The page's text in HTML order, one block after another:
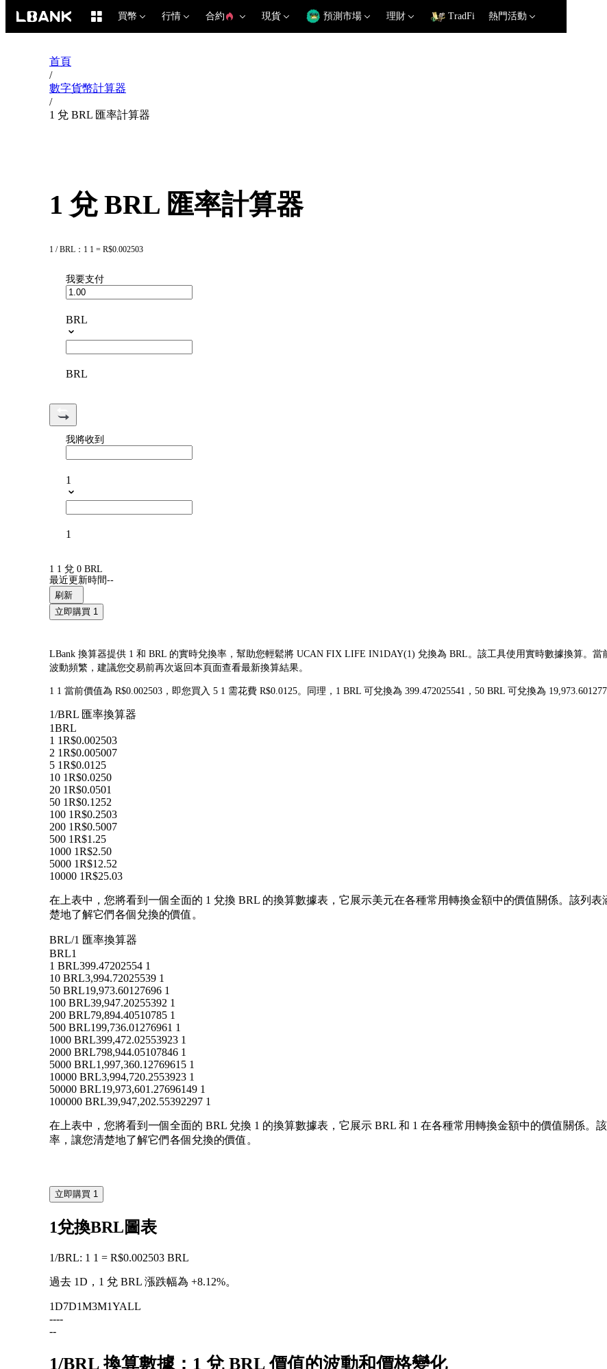
買幣 行情 合約 現貨 預測市場 理財 TradFi 熱門活動
首頁
/
數字貨幣計算器
/
1 兌 BRL 匯率計算器
1 兌 BRL 匯率計算器
1 / BRL：1 1 = R$0.002503
我要支付
BRL
BRL
我將收到
1
1
1 1 兌 0 BRL
最近更新時間--
刷新
立即購買 1
LBank 換算器提供 1 和 BRL 的實時兌換率，幫助您輕鬆將 UCAN FIX LIFE IN1DAY(1) 兌換為 BRL。該工具使用實時數據換算。當
波動頻繁，建議您交易前再次返回本頁面查看最新換算結果。
1 1 當前價值為 R$0.002503，即您買入 5 1 需花費 R$0.0125。同理，1 BRL 可兌換為 399.472025541，50 BRL 可兌換為
1/BRL 匯率換算器
1BRL
1 1R$0.002503
2 1R$0.005007
5 1R$0.0125
10 1R$0.0250
20 1R$0.0501
50 1R$0.1252
100 1R$0.2503
200 1R$0.5007
500 1R$1.25
1000 1R$2.50
5000 1R$12.52
10000 1R$25.03
在上表中，您將看到一個全面的 1 兌換 BRL 的換算數據表，它展示美元在各種常用轉換金額中的價值關係。該列表
楚地了解它們各個兌換的價值。
BRL/1 匯率換算器
BRL1
1 BRL399.47202554 1
10 BRL3,994.72025539 1
50 BRL19,973.60127696 1
100 BRL39,947.20255392 1
200 BRL79,894.40510785 1
500 BRL199,736.01276961 1
1000 BRL399,472.02553923 1
2000 BRL798,944.05107846 1
5000 BRL1,997,360.12769615 1
10000 BRL3,994,720.2553923 1
50000 BRL19,973,601.27696149 1
100000 BRL39,947,202.55392297 1
在上表中，您將看到一個全面的 BRL 兌換 1 的換算數據表，它展示 BRL 和 1 在各種常用轉換金額中的價值關係。
率，讓您清楚地了解它們各個兌換的價值。
立即購買 1
1兌換BRL圖表
1/BRL: 1 1 = R$0.002503 BRL
過去 1D，1 兌 BRL 漲跌幅為 +8.12%。
1D7D1M3M1YALL
----
--
1/BRL 換算數據：1 兌 BRL 價值的波動和價格變化